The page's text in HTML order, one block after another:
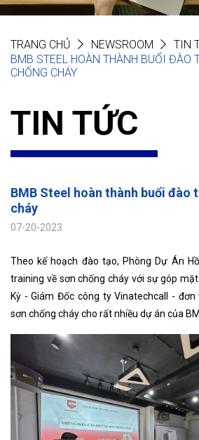
TRANG CHỦ NEWSROOM
TIN
BMB STEEL HOÀN THÀNH BUỔI ĐÀO
CHỐNG CHÁY
TIN TỨC
BMB Steel hoàn thành buổi đào
cháy
07-20-2023
Theo kế hoạch đào tạo, Phòng Dự Án
training về sơn chống cháy với sự góp
Kỳ - Giám Đốc công ty Vinatechcall -
sơn chống cháy cho rất nhiều dự án của